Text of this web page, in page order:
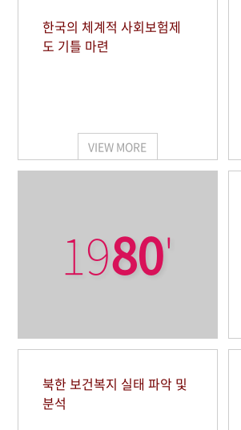
한국의 체계적 사회보험제
도 기틀 마련
VIEW MORE
1980'
북한 보건복지 실태 파악 및
분석